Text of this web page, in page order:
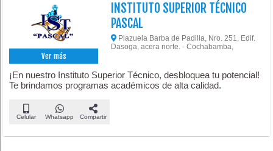
Ver más
INSTITUTO SUPERIOR TÉCNICO
PASCAL
Plazuela Barba de Padilla, Nro. 251, Edif.
Dasoga, acera norte. - Cochabamba,
¡En nuestro Instituto Superior Técnico, desbloquea tu potencial!
Te brindamos programas académicos de alta calidad.
Celular Whatsapp Compartir